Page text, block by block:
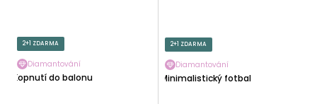
2+1 ZDARMA
Diamantování
Kopnutí do balonu
2+1 ZDARMA
Diamantování
Minimalistický fotbal